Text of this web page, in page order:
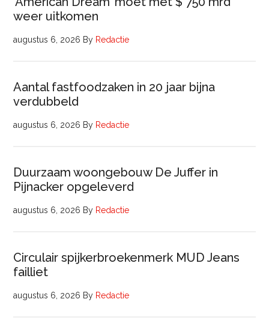
weer uitkomen
augustus 6, 2026 By Redactie
Aantal fastfoodzaken in 20 jaar bijna
verdubbeld
augustus 6, 2026 By Redactie
Duurzaam woongebouw De Juffer in
Pijnacker opgeleverd
augustus 6, 2026 By Redactie
Circulair spijkerbroekenmerk MUD Jeans
failliet
augustus 6, 2026 By Redactie